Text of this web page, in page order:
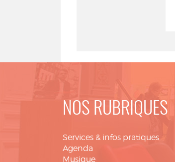
NOS RUBRIQUES
Services & infos pratiques
Agenda
Musique